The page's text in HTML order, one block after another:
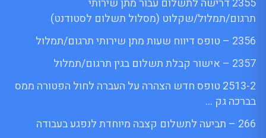
2355 דרישה לתשלום עבור מתן שירותי
תרגום/תמלול/שקלוט (מסלול תשלום לסטודנט)
2356 – טופס דיווח שעות מתן שירותי תרגום/תמלול
2357 – אישור קבלת תשלום בגין תרגום/תמלול
2513-2 טופס חדש הצהרה על העברה לחול הפטורה ממס
בברכה גק …
266 – תביעה לתשלום קצבה מיוחדת לנפגע בעבודה